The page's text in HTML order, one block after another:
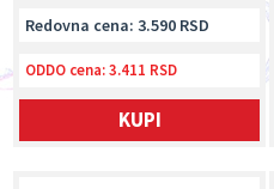
Redovna cena: 3.590 RSD
ODDO cena:3.411 RSD
KUPI